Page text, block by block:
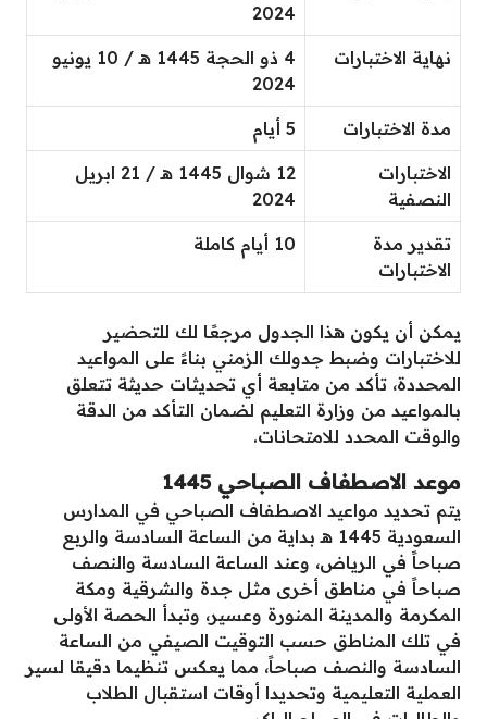
2024
نهاية الاختبارات
4 ذو الحجة 1445 هـ / 10 يونيو
2024
مدة الاختبارات 5 أيام
الاختبارات
النصفية
12 شوال 1445 هـ / 21 ابريل
2024
تقدير مدة
الاختبارات
10 أيام كاملة
يمكن أن يكون هذا الجدول مرجعًا لك للتحضير
للاختبارات وضبط جدولك الزمني بناءً على المواعيد
المحددة، تأكد من متابعة أي تحديثات حديثة تتعلق
بالمواعيد من وزارة التعليم لضمان التأكد من الدقة
والوقت المحدد للامتحانات.
موعد الاصطفاف الصباحي 1445
يتم تحديد مواعيد الاصطفاف الصباحي في المدارس
السعودية 1445 هـ بداية من الساعة السادسة والربع
صباحاً في الرياض، وعند الساعة السادسة والنصف
صباحاً في مناطق أخرى مثل جدة والشرقية ومكة
المكرمة والمدينة المنورة وعسير، وتبدأ الحصة الأولى
في تلك المناطق حسب التوقيت الصيفي من الساعة
السادسة والنصف صباحاً، مما يعكس تنظيما دقيقا لسير
العملية التعليمية وتحديدا أوقات استقبال الطلاب